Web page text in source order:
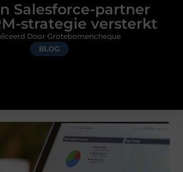
Salesforce-partner
strategie versterkt
BLOG
Door Grotebomencheque